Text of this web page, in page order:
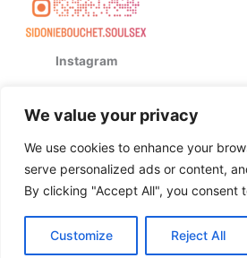
We value your privacy
We use cookies to enhance your
serve personalized ads or content,
By clicking "Accept All", you consent
Customize Reject All
Instagram
WordPress